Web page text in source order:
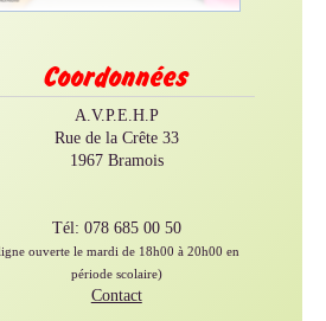
Coordonnées
A.V.P.E.H.P
Rue de la Crête 33
1967 Bramois
Tél: 078 685 00 50
ouverte le mardi de 18h00 à 20h00 en
période scolaire)
Contact